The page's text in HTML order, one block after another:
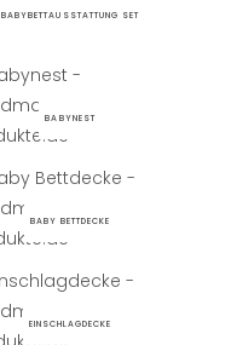
BABYBETTAUSSTATTUNG SET
BABYNEST
BABY BETTDECKE
EINSCHLAGDECKE